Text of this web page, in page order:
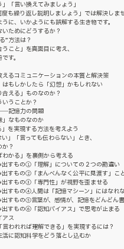
「言い換えてみましょう」
度も繰り返し説明しましょう」では解決しませ
に、いかようにも誤解する生き物です。
ためにどうするか？
”方法は？
こと」を真面目に考え、
す。
るコミュニケーションの本質と解決策
もしかしたら「幻想」かもしれない
合える」ものなのか？
いうことか？
記憶力の問題
」なものなのか
」を実現する方法を考えよう
」「言っても伝わらない」とき、
？
わかる」を裏側から考える
出すもの①「理解」についての２つの勘違い
出すもの②「まんべんなく公平に見渡す」こ
出すもの③「専門性」が視野を歪ませる
出すもの④人間は「記憶マシーン」にはなれ
すもの⑤言葉が、感情が、記憶をどんどん
出すもの⑥「認知バイアス」で思考が止まる
アス
われれば→理解できる」を実現するには？
活に認知科学をどう落とし込むか